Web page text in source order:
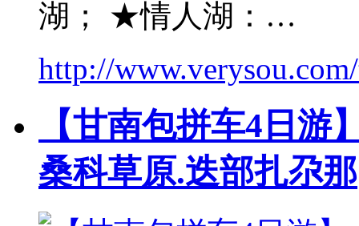
湖； ★情人湖：…
http://
【甘南包拼车4日游
桑科草原.迭部扎尕那